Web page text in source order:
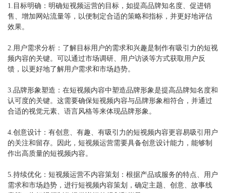
1.目标明确：明确短视频运营的目标，如提高品牌知名度、促进销
售、增加网站流量等，以便制定合适的策略和指标，并更好地评估
效果。
2.用户需求分析：了解目标用户的需求和兴趣是制作有吸引力的短视
频内容的关键。可以通过市场调研、用户访谈等方式获取用户反
馈，以更好地了解用户需求和市场趋势。
3.品牌形象塑造：在短视频内容中塑造品牌形象是提高品牌知名度和
认可度的关键。这需要确保短视频内容与品牌形象相符合，并通过
合适的视觉元素、语言风格等来体现品牌形象。
4.创意设计：有创意、有趣、有吸引力的短视频内容更容易吸引用户
的关注和留存。因此，短视频运营需要具备创意设计能力，能够制
作出高质量的短视频内容。
5.持续优化：短视频运营不内容策划：根据产品或服务的特点、用户
需求和市场趋势，进行短视频内容策划，确定主题、创意、故事线